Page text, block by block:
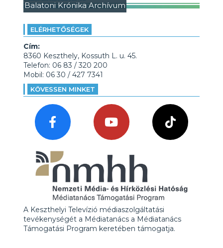
Balatoni Krónika Archívum
ELÉRHETŐSÉGEK
Cím:
8360 Keszthely, Kossuth L. u. 45.
Telefon: 06 83 / 320 200
Mobil: 06 30 / 427 7341
KÖVESSEN MINKET
A Keszthelyi Televízió médiaszolgáltatási
tevékenységét a Médiatanács a Médiatanács
Támogatási Program keretében támogatja.